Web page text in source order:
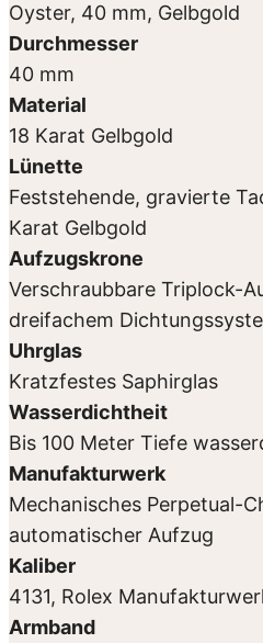
Oyster, 40 mm, Gelbgold
Durchmesser
40 mm
Material
18 Karat Gelbgold
Lünette
Feststehende, gravierte
Karat Gelbgold
Aufzugskrone
Verschraubbare Triplock-
dreifachem
Uhrglas
Kratzfestes Saphirglas
Wasserdichtheit
Bis 100 Meter Tiefe
Manufakturwerk
Mechanisches Perpetual-
automatischer Aufzug
Kaliber
4131, Rolex
Armband